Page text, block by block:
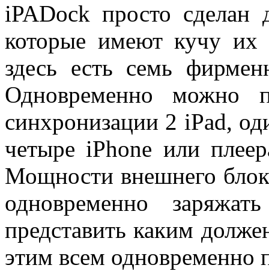
iPADock просто сделан
которые имеют кучу их
здесь есть семь
Одновременно можно
синхронизации 2 iPad,
четыре iPhone или
Мощности внешнего
одновременно
представить каким
этим всем одновременно